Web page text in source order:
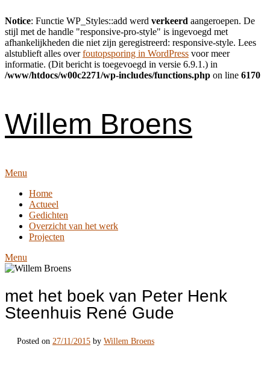
Notice: Functie WP_Styles::add werd verkeerd aangeroepen. De
stijl met de handle "responsive-pro-style" is ingevoegd met
afhankelijkheden die niet zijn geregistreerd: responsive-style. Lees
alstublieft alles overfoutopsporing in WordPress voor meer
informatie. (Dit bericht is toegevoegd in versie 6.9.1.) in
/www/htdocs/w00c2271/wp-includes/functions.php on line 6170
Willem Broens
Menu
Home
Actueel
Gedichten
Overzicht van het werk
Projecten
Menu
met het boek van Peter Henk
Steenhuis René Gude
Posted on 27/11/2015 by Willem Broens